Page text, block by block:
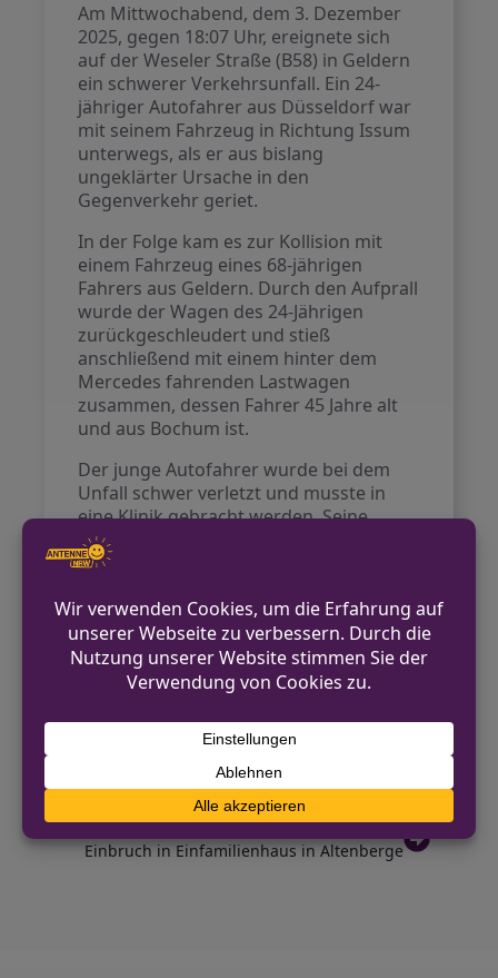
Am Mittwochabend, dem 3. Dezember
2025, gegen 18:07 Uhr, ereignete sich
auf der Weseler Straße (B58) in Geldern
ein schwerer Verkehrsunfall. Ein 24-
jähriger Autofahrer aus Düsseldorf war
mit seinem Fahrzeug in Richtung Issum
unterwegs, als er aus bislang
ungeklärter Ursache in den
Gegenverkehr geriet.
In der Folge kam es zur Kollision mit
einem Fahrzeug eines 68-jährigen
Fahrers aus Geldern. Durch den Aufprall
wurde der Wagen des 24-Jährigen
zurückgeschleudert und stieß
anschließend mit einem hinter dem
Mercedes fahrenden Lastwagen
zusammen, dessen Fahrer 45 Jahre alt
und aus Bochum ist.
Der junge Autofahrer wurde bei dem
Unfall schwer verletzt und musste in
eine Klinik gebracht werden. Seine
beiden Beifahrerinnen im Alter von 24
und 28 Jahren erlitten leichte
Mercedesfahrer und der Lkw-Fahrer.
Die Polizei nahm den Ford Fiesta zur
weiteren Untersuchung sicher.
VORHERIGER BEITRAG
Herten: Zusammenarbeit zwischen Polizei
und Stadtverwaltung wird gestärkt
NÄCHSTER BEITRAG
Einbruch in Einfamilienhaus in Altenberge